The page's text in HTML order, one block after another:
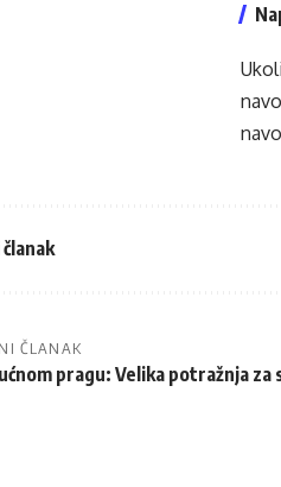
ČLANAK
pragu: Velika potražnja za